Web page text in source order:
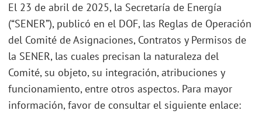
El 23 de abril de 2025, la Secretaría de Energía
(“SENER”), publicó en el DOF, las Reglas de Operación
del Comité de Asignaciones, Contratos y Permisos de
la SENER, las cuales precisan la naturaleza del
Comité, su objeto, su integración, atribuciones y
funcionamiento, entre otros aspectos. Para mayor
información, favor de consultar el siguiente enlace: